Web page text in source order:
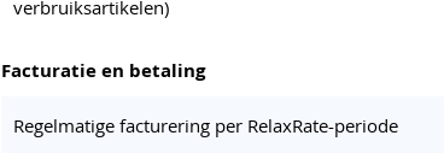
verbruiksartikelen)
Facturatie en betaling
Regelmatige facturering per RelaxRate-periode